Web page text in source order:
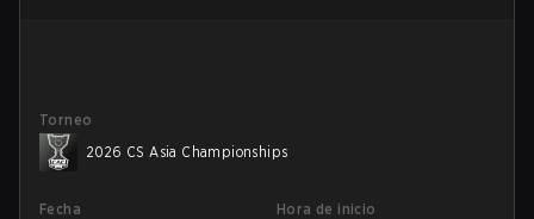
Torneo
2026 CS Asia Championships
Fecha
Hora de inicio